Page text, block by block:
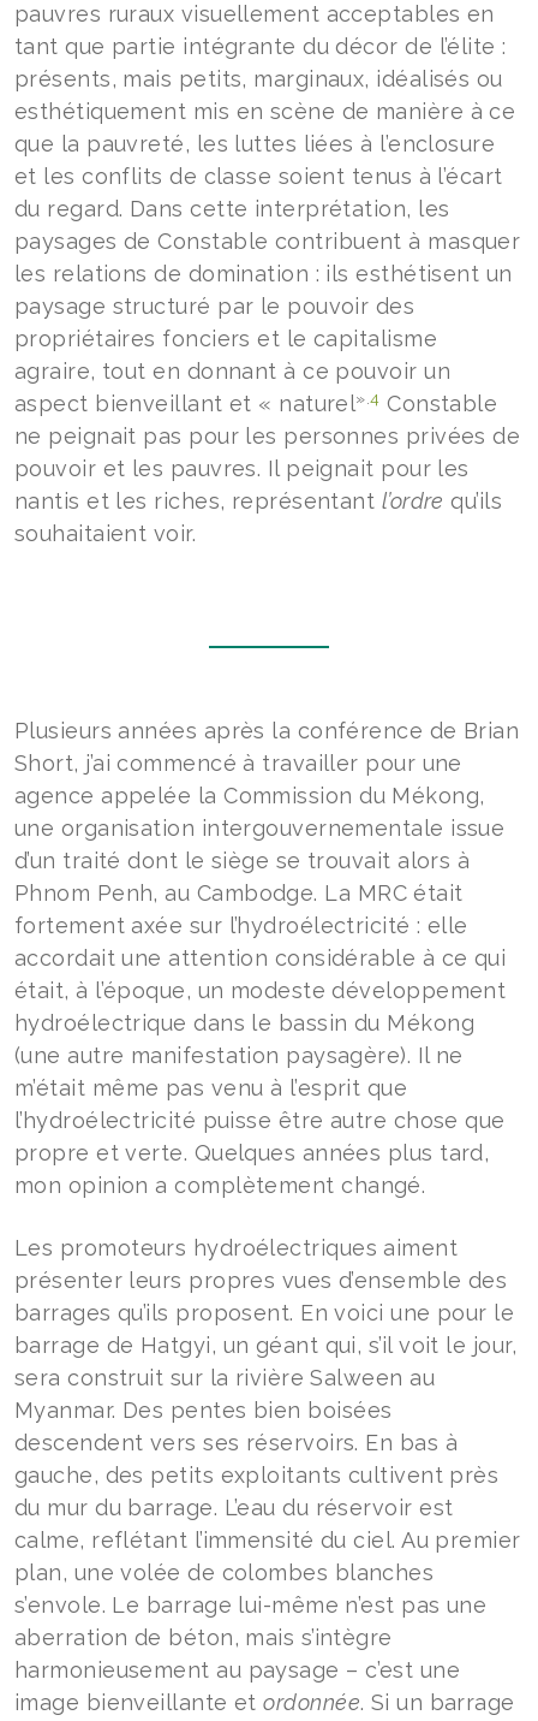
pauvres ruraux visuellement acceptables en
tant que partie intégrante du décor de l’élite :
présents, mais petits, marginaux, idéalisés ou
esthétiquement mis en scène de manière à ce
que la pauvreté, les luttes liées à l’enclosure
et les conflits de classe soient tenus à l’écart
du regard. Dans cette interprétation, les
paysages de Constable contribuent à masquer
les relations de domination : ils esthétisent un
paysage structuré par le pouvoir des
propriétaires fonciers et le capitalisme
agraire, tout en donnant à ce pouvoir un
aspect bienveillant et « naturel».4 Constable
ne peignait pas pour les personnes privées de
pouvoir et les pauvres. Il peignait pour les
nantis et les riches, représentant l’ordre qu’ils
souhaitaient voir.
Plusieurs années après la conférence de Brian
Short, j’ai commencé à travailler pour une
agence appelée la Commission du Mékong,
une organisation intergouvernementale issue
d’un traité dont le siège se trouvait alors à
Phnom Penh, au Cambodge. La MRC était
fortement axée sur l’hydroélectricité : elle
accordait une attention considérable à ce qui
était, à l’époque, un modeste développement
hydroélectrique dans le bassin du Mékong
(une autre manifestation paysagère). Il ne
m’était même pas venu à l’esprit que
l’hydroélectricité puisse être autre chose que
propre et verte. Quelques années plus tard,
mon opinion a complètement changé.
Les promoteurs hydroélectriques aiment
présenter leurs propres vues d’ensemble des
barrages qu’ils proposent. En voici une pour le
barrage de Hatgyi, un géant qui, s’il voit le jour,
sera construit sur la rivière Salween au
Myanmar. Des pentes bien boisées
descendent vers ses réservoirs. En bas à
gauche, des petits exploitants cultivent près
du mur du barrage. L’eau du réservoir est
calme, reflétant l’immensité du ciel. Au premier
plan, une volée de colombes blanches
s’envole. Le barrage lui-même n’est pas une
aberration de béton, mais s’intègre
harmonieusement au paysage – c’est une
image bienveillante etordonnée. Si un barrage